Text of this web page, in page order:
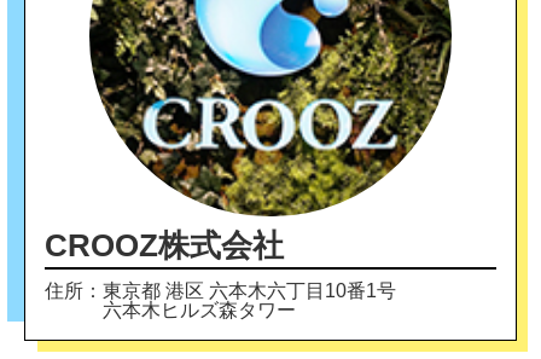
CROOZ株式会社
住所： 東京都 港区 六本木六丁目10番1号
六本木ヒルズ森タワー